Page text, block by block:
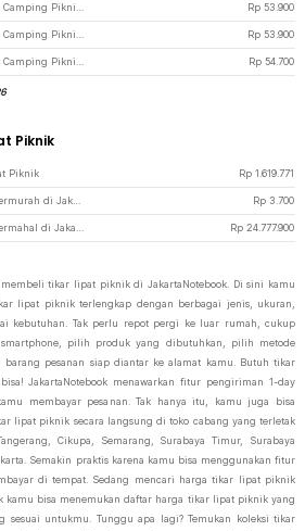
Rp 53.900
Rp 53.900
Rp 54.700
Piknik
Piknik Rp 1.619.771
Rp 3.700
Rp 24.777.900
tikar lipat piknik di JakartaNotebook. Di sini kamu
lipat piknik terlengkap dengan berbagai jenis, ukuran,
kebutuhan. Tak perlu repot pergi ke luar rumah, cukup
smartphone, pilih produk yang dibutuhkan, pilih metode
pesanan siap diantar ke alamat kamu. Butuh tikar
JakartaNotebook menawarkan fitur pengiriman 1-day
membayar pesanan. Tak hanya itu, kamu juga bisa
lipat piknik secara langsung di toko cabang yang terletak
Cikupa, Semarang, Surabaya Timur, Surabaya
Semakin praktis karena kamu bisa menggunakan fitur
di tempat. Sedang mencari harga tikar lipat piknik
kamu bisa menemukan daftar harga tikar lipat piknik yang
untukmu. Tunggu apa lagi? Temukan koleksi tikar